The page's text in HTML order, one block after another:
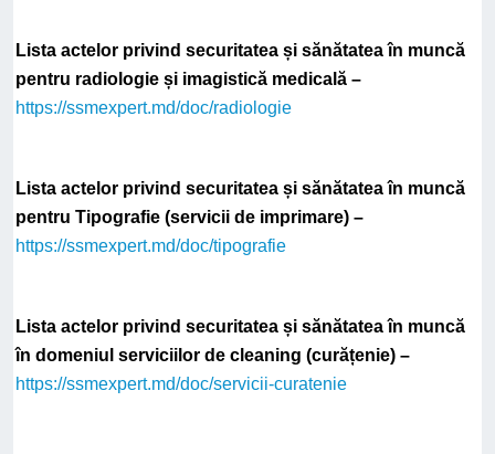
Lista actelor privind securitatea și sănătatea în muncă
pentru radiologie și imagistică medicală –
https://ssmexpert.md/doc/radiologie
Lista actelor privind securitatea și sănătatea în muncă
pentru Tipografie (servicii de imprimare) –
https://ssmexpert.md/doc/tipografie
Lista actelor privind securitatea și sănătatea în muncă
în domeniul serviciilor de cleaning (curățenie) –
https://ssmexpert.md/doc/servicii-curatenie